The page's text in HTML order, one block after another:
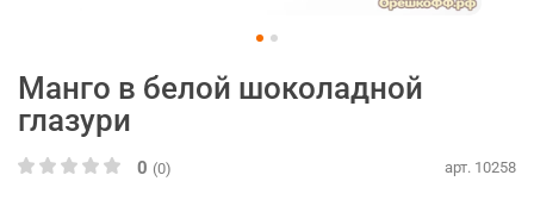
Манго в белой шоколадной
глазури
0 (0) арт. 10258